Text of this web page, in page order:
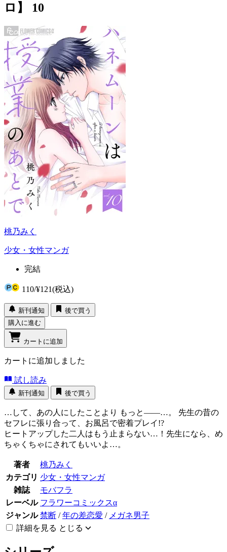
ロ】 10
桃乃みく
少女・女性マンガ
完結
110/¥121(税込)
新刊通知
後で買う
購入に進む
カートに追加
カートに追加しました
試し読み
新刊通知 後で買う
…して、あの人にしたことより もっと――…。 先生の昔の
セフレに張り合って、お風呂で密着プレイ!?
ヒートアップした二人はもう止まらない…！先生になら、め
ちゃくちゃにされてもいいよ…。
著者
桃乃みく
カテゴリ 少女・女性マンガ
雑誌
モバフラ
レーベル フラワーコミックスα
ジャンル 禁断 /年の差恋愛 / メガネ男子
詳細を見る とじる